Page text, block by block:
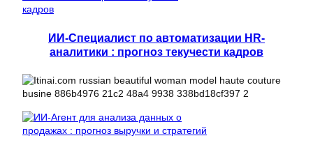
ИИ-Специалист по автоматизации HR-
аналитики : прогноз текучести кадров